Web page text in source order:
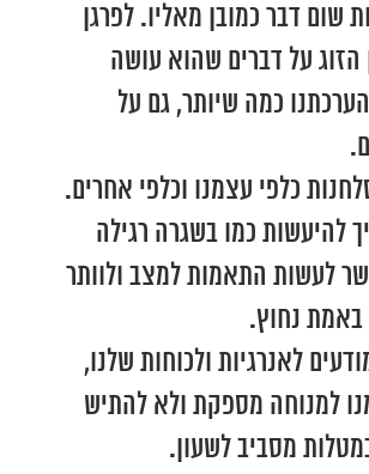
שום דבר כמובן מאליו. לפרגן
הזוג על דברים שהוא עושה
כמה שיותר, גם על
כלפי עצמנו וכלפי אחרים.
להיעשות כמו בשגרה רגילה
לעשות התאמות למצב ולוותר
נחוץ.
לאנרגיות ולכוחות שלנו,
למנוחה מספקת ולא להתיש
מסביב לשעון.